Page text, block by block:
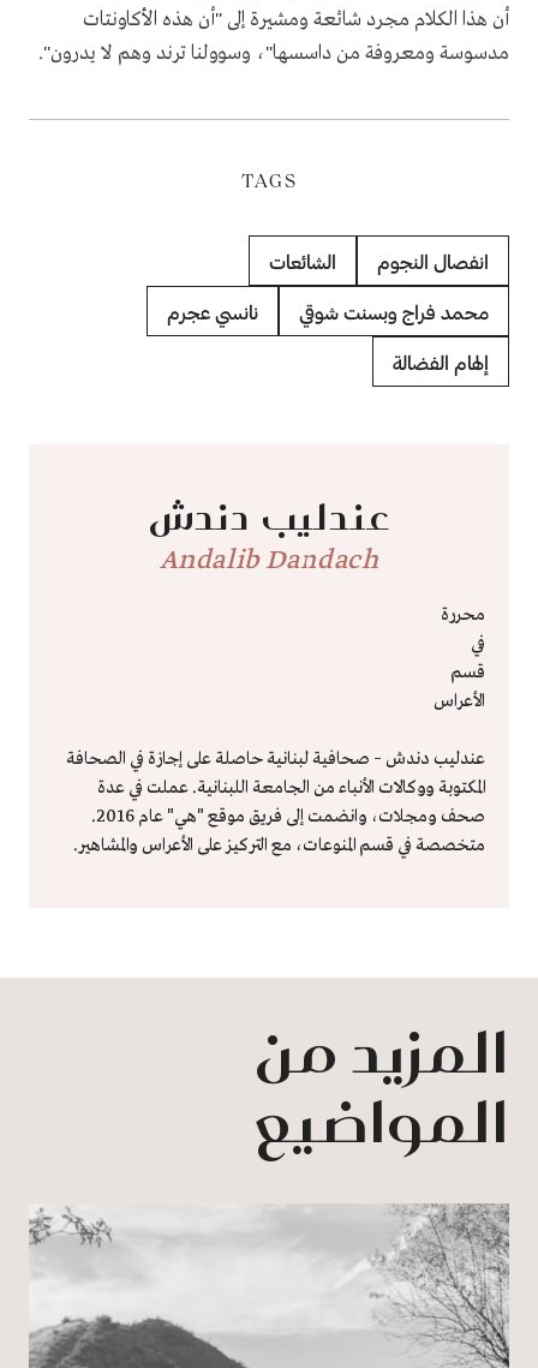
أن هذا الكلام مجرد شائعة ومشيرة إلى "أن هذه الأكاونتات
مدسوسة ومعروفة من داسسها"، وسوولنا ترند وهم لا يدرون".
TAGS
انفصال النجوم الشائعات
محمد فراج وبسنت شوقي نانسي عجرم
إلهام الفضالة
عندليب دندش
Andalib Dandach
محررة
في
قسم
الأعراس
عندليب دندش – صحافية لبنانية حاصلة على إجازة في الصحافة
المكتوبة ووكالات الأنباء من الجامعة اللبنانية. عملت في عدة
صحف ومجلات، وانضمت إلى فريق موقع "هي" عام 2016.
متخصصة في قسم المنوعات، مع التركيز على الأعراس والمشاهير.
المزيد من
المواضيع